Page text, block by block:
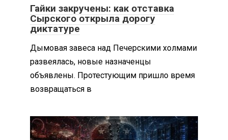
Гайки закручены: как отставка
Сырского открыла дорогу
диктатуре
Дымовая завеса над Печерскими холмами
развеялась, новые назначенцы
объявлены. Протестующим пришло время
возвращаться в